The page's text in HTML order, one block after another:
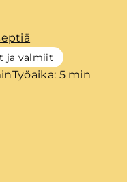
ja valmiit
Työaika: 5 min